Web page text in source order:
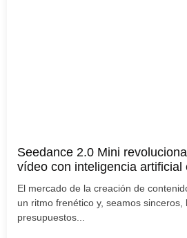
Seedance 2.0 Mini
vídeo con inteligencia artificial
El mercado de la creación de
un ritmo frenético y, seamos sinceros,
presupuestos...